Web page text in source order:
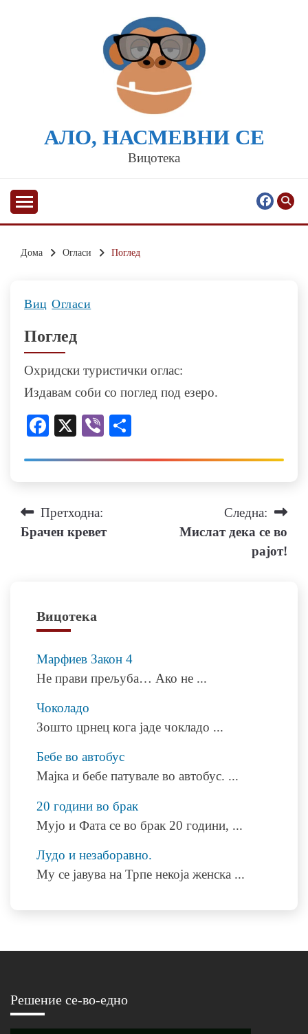
АЛО, НАСМЕВНИ СЕ
Вицотека
Дома Огласи Поглед
Виц Огласи
Поглед
Охридски туристички оглас:
Издавам соби со поглед под езеро.
Facebook
X Viber
Навигација
на
Претходна:
Брачен кревет
Следна:
Мислат дека се во
рајот!
Вицотека
Марфиев Закон 4
Не прави прељуба… Ако не ...
Чоколадо
Зошто црнец кога јаде чокладо ...
Бебе во автобус
Мајка и бебе патувале во автобус. ...
20 години во брак
Мујо и Фата се во брак 20 години, ...
Лудо и незаборавно.
Му се јавува на Трпе некоја женска ...
Решение се-во-едно